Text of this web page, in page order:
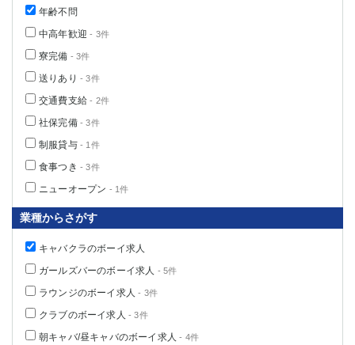
年齢不問
中高年歓迎 - 3件
寮完備 - 3件
送りあり - 3件
交通費支給 - 2件
社保完備- 3件
制服貸与- 1件
食事つき - 3件
ニューオープン - 1件
業種からさがす
キャバクラのボーイ求人
ガールズバーのボーイ求人 - 5件
ラウンジのボーイ求人 - 3件
クラブのボーイ求人 - 3件
朝キャバ/昼キャバのボーイ求人 - 4件